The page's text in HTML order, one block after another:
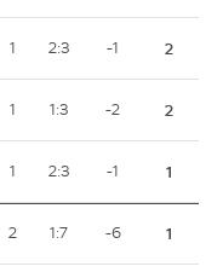
1 2:3 -1 2
1 1:3 -2 2
1 2:3 -1 1
2 1:7 -6 1